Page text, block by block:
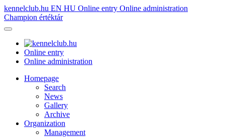
kennelclub.hu EN HU Online entry Online administration
Champion értéktár
Online entry
Online administration
Homepage
Search
News
Gallery
Archive
Organization
Management